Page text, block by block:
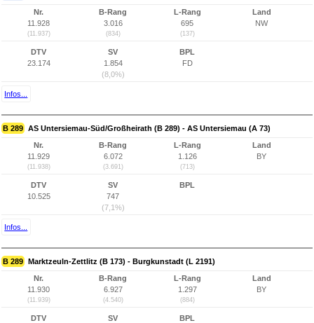
Nr.
11.928
(11.937)
B-Rang
3.016
(834)
L-Rang
695
(137)
Land
NW
DTV
23.174
SV
1.854
(8,0%)
BPL
FD
Infos...
B 289 AS Untersiemau-Süd/Großheirath (B 289) - AS Untersiemau (A 73)
Nr.
11.929
(11.938)
B-Rang
6.072
(3.691)
L-Rang
1.126
(713)
Land
BY
DTV
10.525
SV
747
(7,1%)
BPL
Infos...
B 289 Marktzeuln-Zettlitz (B 173) - Burgkunstadt (L 2191)
Nr.
11.930
(11.939)
B-Rang
6.927
(4.540)
L-Rang
1.297
(884)
Land
BY
DTV
SV
BPL